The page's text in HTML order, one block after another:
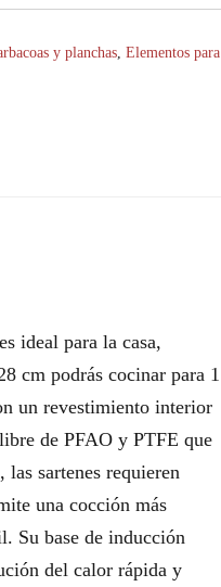
y planchas, Elementos para
ideal para la casa,
cm podrás cocinar para 1
un revestimiento interior
de PFAO y PTFE que
las sartenes requieren
una cocción más
Su base de inducción
del calor rápida y